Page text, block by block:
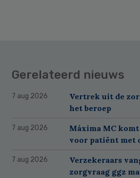
Gerelateerd nieuws
7 aug 2026
Vertrek uit de
het beroep
7 aug 2026
Máxima MC
voor patiënt met
7 aug 2026
Verzekeraars
zorgvraag ggz